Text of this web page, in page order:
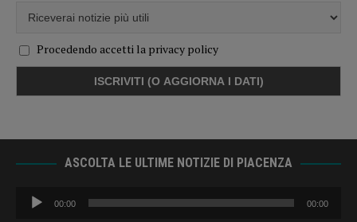
Procedendo accetti la privacy policy
ASCOLTA LE ULTIME NOTIZIE DI PIACENZA
Audio
Player
00:00 00:00